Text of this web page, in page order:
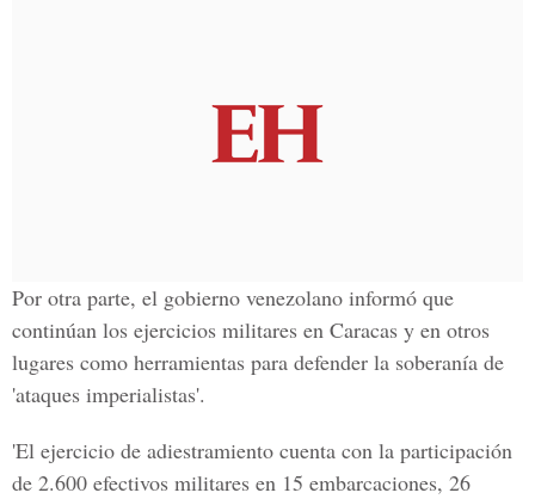
Por otra parte, el gobierno venezolano informó que
continúan los ejercicios militares en Caracas y en otros
lugares como herramientas para defender la soberanía de
'ataques imperialistas'.
'El ejercicio de adiestramiento cuenta con la participación
de 2.600 efectivos militares en 15 embarcaciones, 26